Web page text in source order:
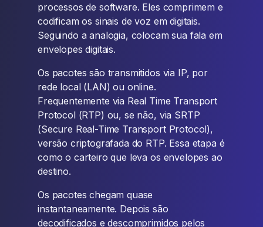
processos de software. Eles comprimem e
codificam os sinais de voz em digitais.
Seguindo a analogia, colocam sua fala em
envelopes digitais.
Os pacotes são transmitidos via IP, por
rede local (LAN) ou online.
Frequentemente via Real Time Transport
Protocol (RTP) ou, se não, via SRTP
(Secure Real-Time Transport Protocol),
versão criptografada do RTP. Essa etapa é
como o carteiro que leva os envelopes ao
destino.
Os pacotes chegam quase
instantaneamente. Depois são
decodificados e descomprimidos pelos